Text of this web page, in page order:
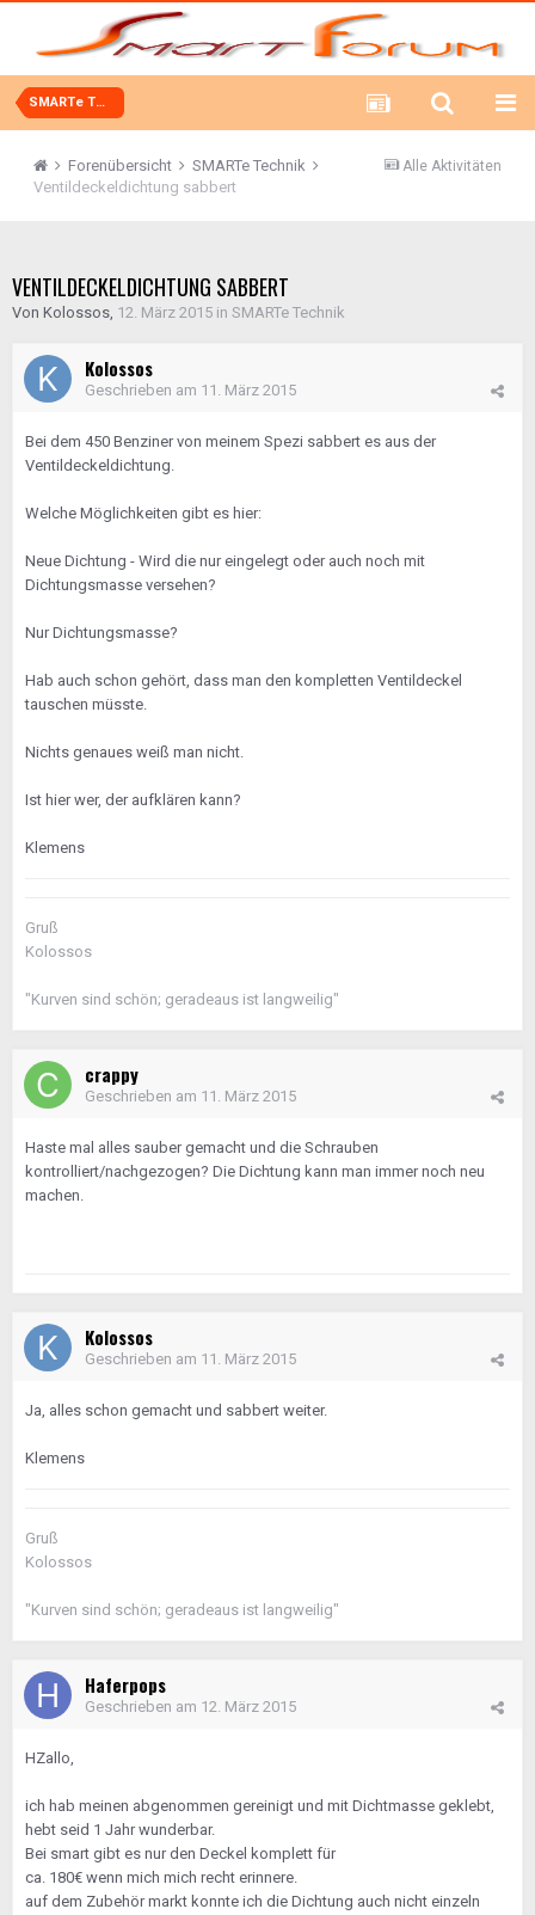
SMARTe Technik
Alle Aktivitäten
Forenübersicht
SMARTe Technik
Ventildeckeldichtung sabbert
VENTILDECKELDICHTUNG SABBERT
Von Kolossos, 12. März 2015 in SMARTe Technik
Kolossos
Geschrieben am 11. März 2015
Bei dem 450 Benziner von meinem Spezi sabbert es aus der
Ventildeckeldichtung.
Welche Möglichkeiten gibt es hier:
Neue Dichtung - Wird die nur eingelegt oder auch noch mit
Dichtungsmasse versehen?
Nur Dichtungsmasse?
Hab auch schon gehört, dass man den kompletten Ventildeckel
tauschen müsste.
Nichts genaues weiß man nicht.
Ist hier wer, der aufklären kann?
Klemens
Gruß
Kolossos
"Kurven sind schön; geradeaus ist langweilig"
crappy
Geschrieben am 11. März 2015
Haste mal alles sauber gemacht und die Schrauben
kontrolliert/nachgezogen? Die Dichtung kann man immer noch neu
machen.
Kolossos
Geschrieben am 11. März 2015
Ja, alles schon gemacht und sabbert weiter.
Klemens
Gruß
Kolossos
"Kurven sind schön; geradeaus ist langweilig"
Haferpops
Geschrieben am 12. März 2015
HZallo,
ich hab meinen abgenommen gereinigt und mit Dichtmasse geklebt,
hebt seid 1 Jahr wunderbar.
Bei smart gibt es nur den Deckel komplett für
ca. 180€ wenn mich mich recht erinnere.
auf dem Zubehör markt konnte ich die Dichtung auch nicht einzeln